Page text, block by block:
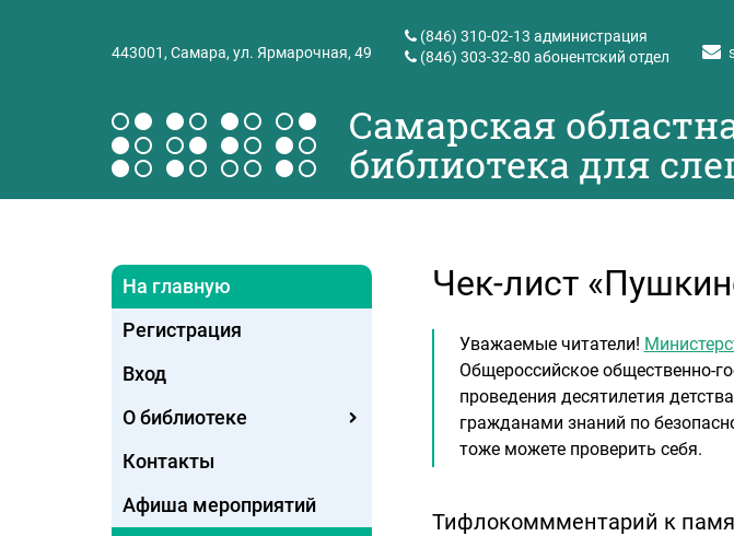
443001, Самара, ул. Ярмарочная, 49
(846) 310-02-13 администрация
(846) 303-32-80 абонентский отдел
Самарская
библиотека для
На главную
Регистрация
Вход
О библиотеке
Контакты
Афиша мероприятий
Чек-лист
Уважаемые читатели!
Общероссийское общественно-
проведения десятилетия
гражданами знаний по
тоже можете проверить себя.
Тифлокоммментарий к